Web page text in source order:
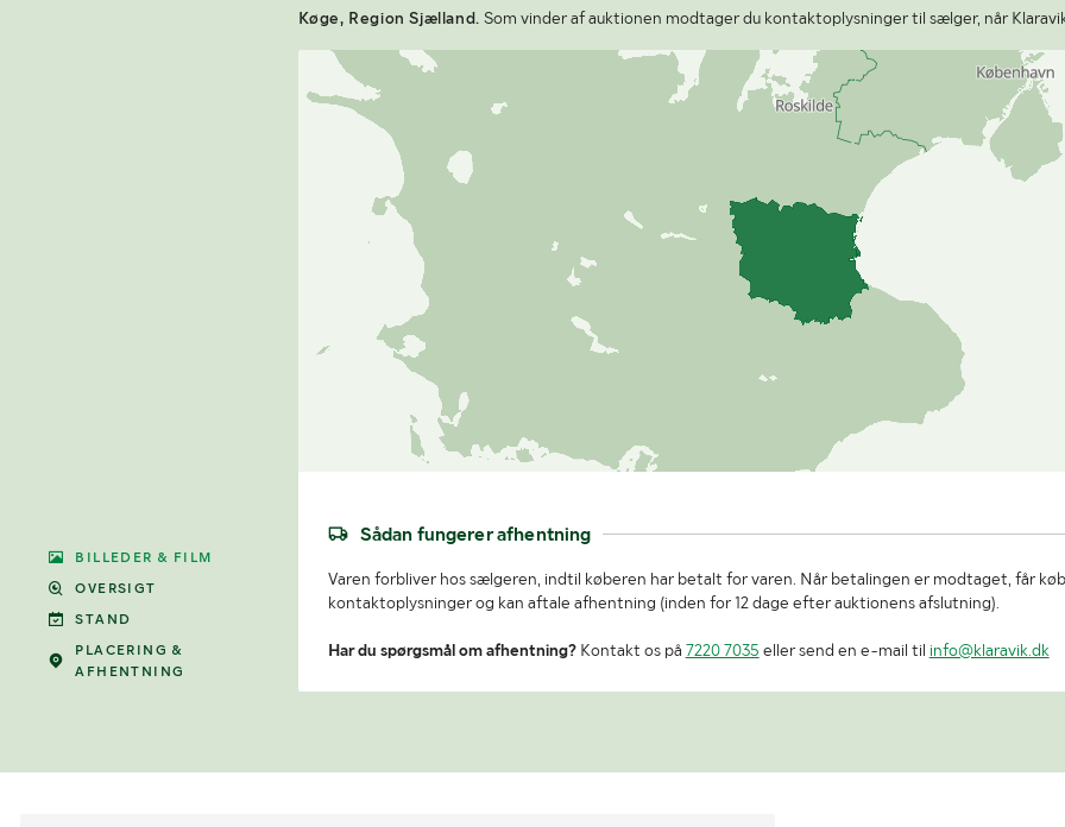
BILLEDER & FILM
OVERSIGT
STAND
PLACERING &
AFHENTNING
Køge, Region Sjælland. Som vinder af auktionen modtager du kontaktoplysninger til sælger, når
Sådan fungerer afhentning
Varen forbliver hos sælgeren, indtil køberen har betalt for varen. Når betalingen er modtaget, får
kontaktoplysninger og kan aftale afhentning (inden for 12 dage efter auktionens afslutning).
Har du spørgsmål om afhentning?Kontakt os på 7220 7035 eller send en e-mail til info@klaravik.dk